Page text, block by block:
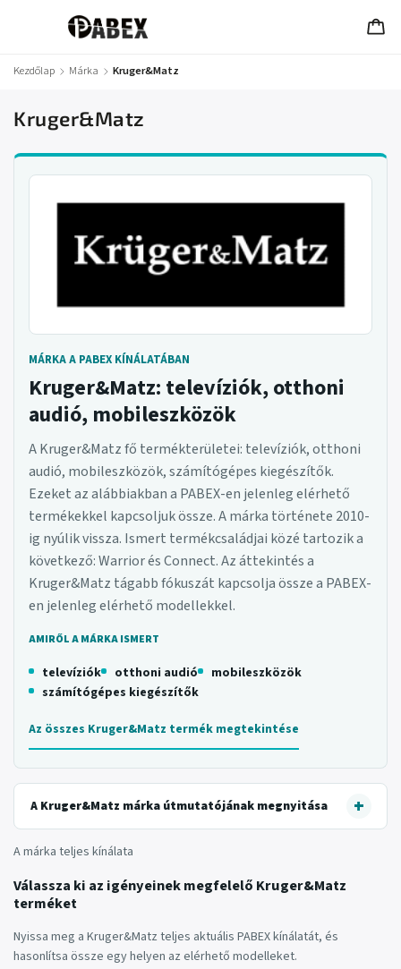
Kezdőlap / Márka / Kruger&Matz
Kruger&Matz
MÁRKA A PABEX KÍNÁLATÁBAN
Kruger&Matz: televíziók, otthoni
audió, mobileszközök
A Kruger&Matz fő termékterületei: televíziók, otthoni
audió, mobileszközök, számítógépes kiegészítők.
Ezeket az alábbiakban a PABEX-en jelenleg elérhető
termékekkel kapcsoljuk össze. A márka története 2010-
ig nyúlik vissza. Ismert termékcsaládjai közé tartozik a
következő: Warrior és Connect. Az áttekintés a
Kruger&Matz tágabb fókuszát kapcsolja össze a PABEX-
en jelenleg elérhető modellekkel.
AMIRŐL A MÁRKA ISMERT
televíziók otthoni audió
mobileszközök
számítógépes kiegészítők
Az összes Kruger&Matz termék megtekintése
A Kruger&Matz márka útmutatójának megnyitása
A márka teljes kínálata
Válassza ki az igényeinek megfelelő Kruger&Matz
terméket
Nyissa meg a Kruger&Matz teljes aktuális PABEX kínálatát, és
hasonlítsa össze egy helyen az elérhető modelleket.